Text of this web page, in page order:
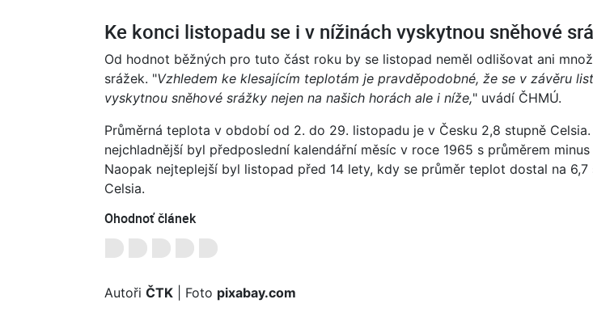
Ke konci listopadu se i v nížinách vyskytnou sněhové
Od hodnot běžných pro tuto část roku by se listopad neměl odlišovat ani
srážek. "Vzhledem ke klesajícím teplotám je pravděpodobné, že se v závěru
vyskytnou sněhové srážky nejen na našich horách ale i níže," uvádí ČHMÚ.
Průměrná teplota v období od 2. do 29. listopadu je v Česku 2,8 stupně Celsia.
nejchladnější byl předposlední kalendářní měsíc v roce 1965 s průměrem
Naopak nejteplejší byl listopad před 14 lety, kdy se průměr teplot dostal na 6,7
Celsia.
Ohodnoť článek
Autoři ČTK | Foto pixabay.com